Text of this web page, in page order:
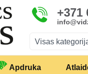
+371
Visas
Apdruka